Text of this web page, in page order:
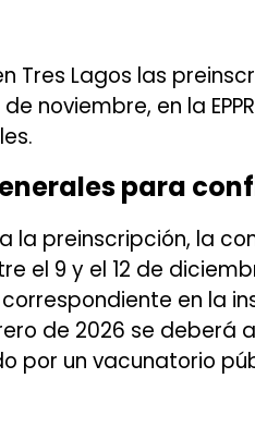
Tres Lagos las
de noviembre, en la
para
la preinscripción, la
el 9 y el 12 de
en la
de 2026 se
por un vacunatorio